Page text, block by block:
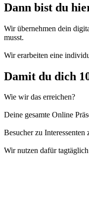
Dann bist du
Wir übernehmen dein
musst.
Wir erarbeiten eine
Damit du dich
Wie wir das erreichen?
Deine gesamte Online
Besucher zu Interessenten
Wir nutzen dafür